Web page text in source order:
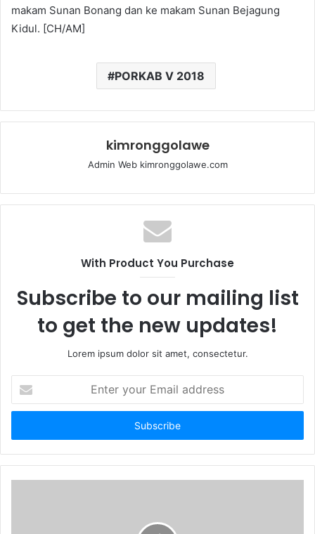
makam Sunan Bonang dan ke makam Sunan Bejagung
Kidul. [CH/AM]
PORKAB V 2018
kimronggolawe
Admin Web kimronggolawe.com
With Product You Purchase
Subscribe to our mailing list
to get the new updates!
Lorem ipsum dolor sit amet, consectetur.
t
r
y